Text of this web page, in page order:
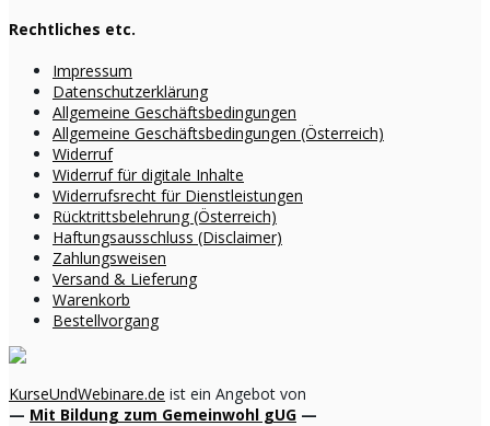
Rechtliches etc.
Impressum
Datenschutzerklärung
Allgemeine Geschäftsbedingungen
Allgemeine Geschäftsbedingungen (Österreich)
Widerruf
Widerruf für digitale Inhalte
Widerrufsrecht für Dienstleistungen
Rücktrittsbelehrung (Österreich)
Haftungsausschluss (Disclaimer)
Zahlungsweisen
Versand & Lieferung
Warenkorb
Bestellvorgang
KurseUndWebinare.de ist ein Angebot von
— Mit Bildung zum Gemeinwohl gUG —